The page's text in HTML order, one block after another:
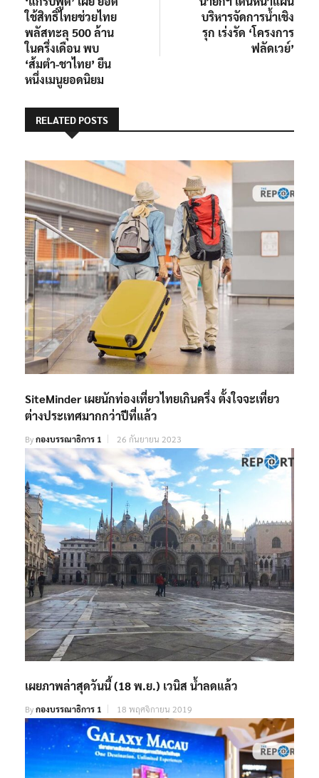
เรื่อง
ใช้สิทธิ์ไทยช่วยไทย
พลัสทะลุ 500 ล้าน
ในครึ่งเดือน พบ
‘ส้มตำ-ชาไทย’ ยืน
หนึ่งเมนูยอดนิยม
บริหารจัดการน้ำเชิง
รุก เร่งรัด ‘โครงการ
ฟลัดเวย์’
RELATED POSTS
SiteMinder เผยนักท่องเที่ยวไทยเกินครึ่ง ตั้งใจจะเที่ยว
ต่างประเทศมากกว่าปีที่แล้ว
Byกองบรรณาธิการ 1 26 กันยายน 2023
เผยภาพล่าสุดวันนี้ (18 พ.ย.) เวนิส น้ำลดแล้ว
Byกองบรรณาธิการ 1 18 พฤศจิกายน 2019